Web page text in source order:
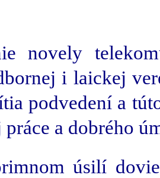
novely
i laickej
podvedení a
a dobrého
úsilí